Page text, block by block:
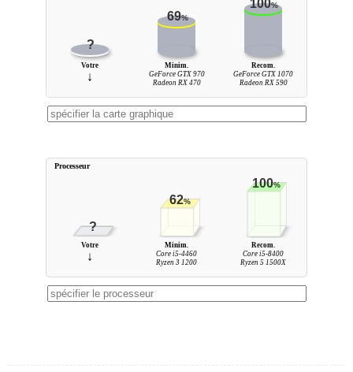
?
69%
100%
Votre
↓
Minim.
GeForce GTX 970
Radeon RX 470
Recom.
GeForce GTX 1070
Radeon RX 590
?
62%
100%
Votre
↓
Minim.
Core i5-4460
Ryzen 3 1200
Recom.
Core i5-8400
Ryzen 5 1500X
Processeur